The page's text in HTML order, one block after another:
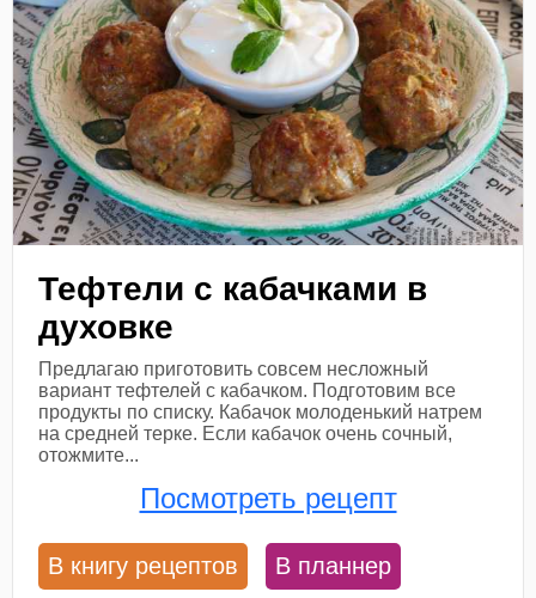
Тефтели с кабачками в
духовке
Предлагаю приготовить совсем несложный
вариант тефтелей с кабачком. Подготовим все
продукты по списку. Кабачок молоденький натрем
на средней терке. Если кабачок очень сочный,
отожмите...
Посмотреть рецепт
В книгу рецептов В планнер